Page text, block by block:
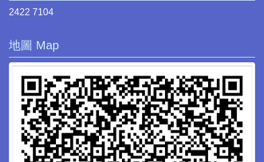
2422 7104
地圖 Map